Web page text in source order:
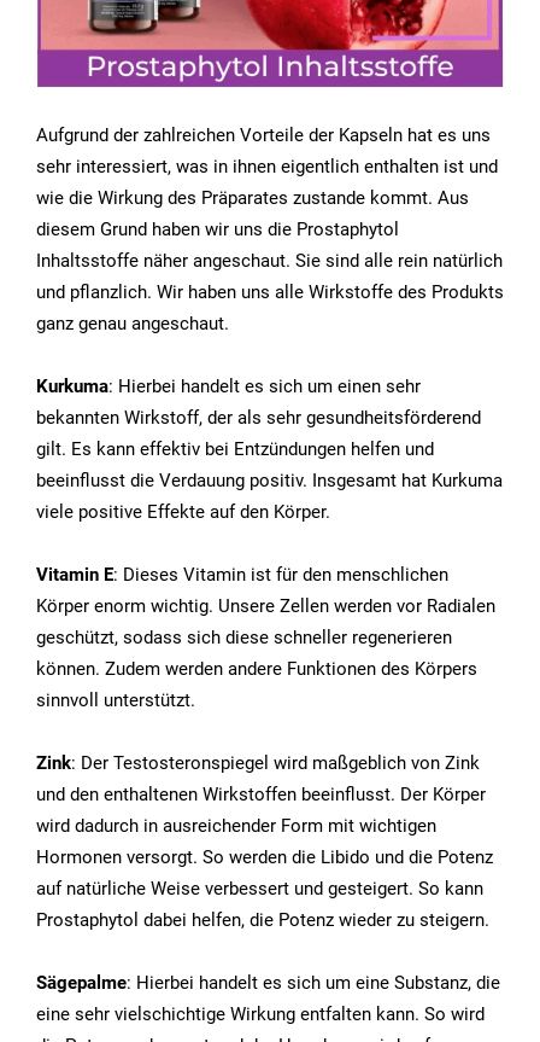
Aufgrund der zahlreichen Vorteile der Kapseln hat es uns
sehr interessiert, was in ihnen eigentlich enthalten ist und
wie die Wirkung des Präparates zustande kommt. Aus
diesem Grund haben wir uns die Prostaphytol
Inhaltsstoffe näher angeschaut. Sie sind alle rein natürlich
und pflanzlich. Wir haben uns alle Wirkstoffe des Produkts
ganz genau angeschaut.
Kurkuma: Hierbei handelt es sich um einen sehr
bekannten Wirkstoff, der als sehr gesundheitsförderend
gilt. Es kann effektiv bei Entzündungen helfen und
beeinflusst die Verdauung positiv. Insgesamt hat Kurkuma
viele positive Effekte auf den Körper.
Vitamin E: Dieses Vitamin ist für den menschlichen
Körper enorm wichtig. Unsere Zellen werden vor Radialen
geschützt, sodass sich diese schneller regenerieren
können. Zudem werden andere Funktionen des Körpers
sinnvoll unterstützt.
Zink: Der Testosteronspiegel wird maßgeblich von Zink
und den enthaltenen Wirkstoffen beeinflusst. Der Körper
wird dadurch in ausreichender Form mit wichtigen
Hormonen versorgt. So werden die Libido und die Potenz
auf natürliche Weise verbessert und gesteigert. So kann
Prostaphytol dabei helfen, die Potenz wieder zu steigern.
Sägepalme: Hierbei handelt es sich um eine Substanz, die
eine sehr vielschichtige Wirkung entfalten kann. So wird